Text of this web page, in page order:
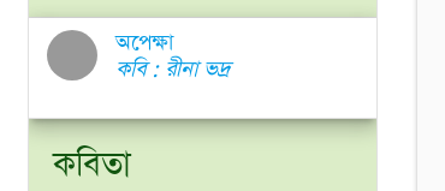
অপেক্ষা
কবি : রীনা ভদ্র
কবিতা